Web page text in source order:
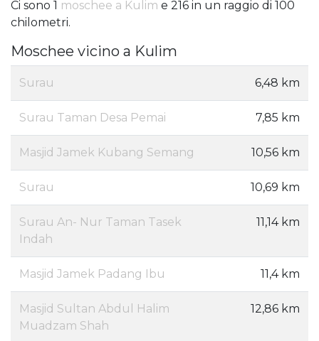
Ci sono 1 moschee a Kulim e 216 in un raggio di 100
chilometri.
Moschee vicino a Kulim
Surau 6,48 km
Surau Taman Desa Pemai 7,85 km
Masjid Jamek Kubang Semang 10,56 km
Surau 10,69 km
Surau An- Nur Taman Tasek
Indah
11,14 km
Masjid Jamek Padang Ibu 11,4 km
Masjid Sultan Abdul Halim
Muadzam Shah
12,86 km